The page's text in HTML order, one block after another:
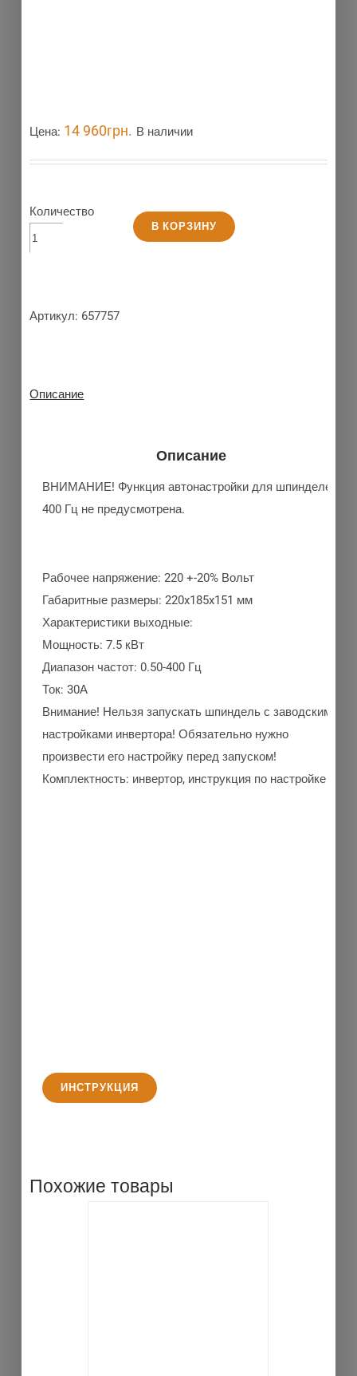
Цена: 14 960грн. В наличии
Количество
В КОРЗИНУ
Артикул: 657757
Описание
Описание
ВНИМАНИЕ! Функция автонастройки для шпинделей
400 Гц не предусмотрена.
Рабочее напряжение: 220 +-20% Вольт
Габаритные размеры: 220x185x151 мм
Характеристики выходные:
Мощность: 7.5 кВт
Диапазон частот: 0.50-400 Гц
Ток: 30А
Внимание! Нельзя запускать шпиндель с заводскими
настройками инвертора! Обязательно нужно
произвести его настройку перед запуском!
Комплектность: инвертор, инструкция по настройке
ИНСТРУКЦИЯ
Похожие товары